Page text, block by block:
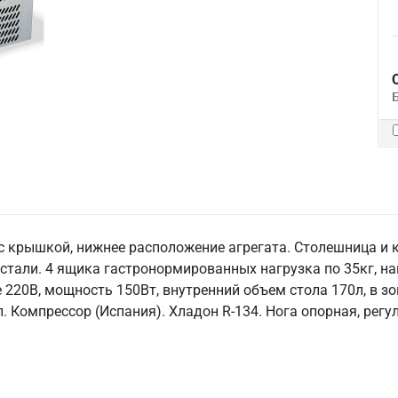
крышкой, нижнее расположение агрегата. Столешница
4 ящика гастронормированных нагрузка по 35кг,
мощность 150Вт, внутренний объем стола 170л, в
(Испания). Хладон R-134. Нога опорная,